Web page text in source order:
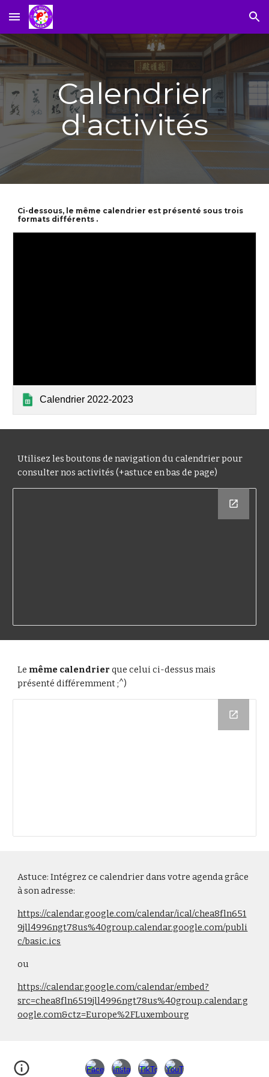
Skip to main content Skip to navigation
Calendrier
d'activités
Ci-dessous, le même calendrier est présenté sous trois
formats différents .
Calendrier 2022-2023
Utilisez les boutons de navigation du calendrier pour
consulter nos activités (+astuce en bas de page)
Le même calendrier que celui ci-dessus mais
présenté différemment ;^)
Astuce: Intégrez ce calendrier dans votre agenda grâce
à son adresse:
https://calendar.google.com/calendar/ical/chea8fln651
9jll4996ngt78us%40group.calendar.google.com/publi
c/basic.ics
ou
https://calendar.google.com/calendar/embed?
src=chea8fln6519jll4996ngt78us%40group.calendar.g
oogle.com&ctz=Europe%2FLuxembourg